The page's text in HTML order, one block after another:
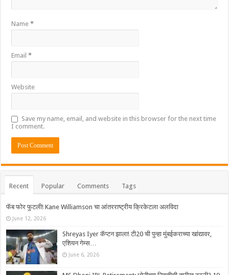
Name*
Email*
Website
Save my name, email, and website in this browser for the next time
I comment.
Recent Popular Comments Tags
फॅब फोर फुटली! Kane Williamson चा आंतरराष्ट्रीय क्रिकेटला अलविदा
June 12, 2026
Shreyas Iyer कॅप्टन झाला! टी20 ची पुन्हा मुंबईकराच्या खांद्यावर,
एशियन गेम्स…
June 6, 2026